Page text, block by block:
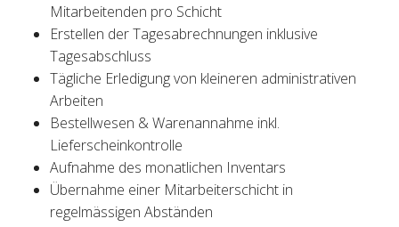
Mitarbeitenden pro Schicht
Erstellen der Tagesabrechnungen inklusive
Tagesabschluss
Tägliche Erledigung von kleineren administrativen
Arbeiten
Bestellwesen & Warenannahme inkl.
Lieferscheinkontrolle
Aufnahme des monatlichen Inventars
Übernahme einer Mitarbeiterschicht in
regelmässigen Abständen